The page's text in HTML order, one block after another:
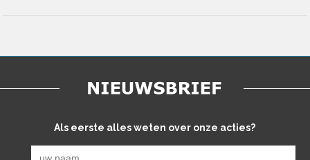
Als eerste alles weten over onze acties?